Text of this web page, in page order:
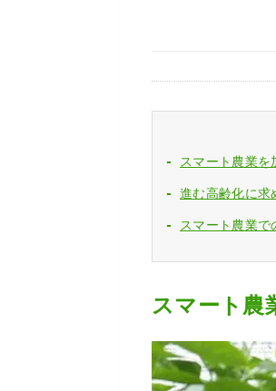
スマート農業を
進む高齢化に求
スマート農業で
スマート農